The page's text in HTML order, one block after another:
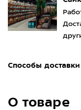
Способы доставки
О товаре